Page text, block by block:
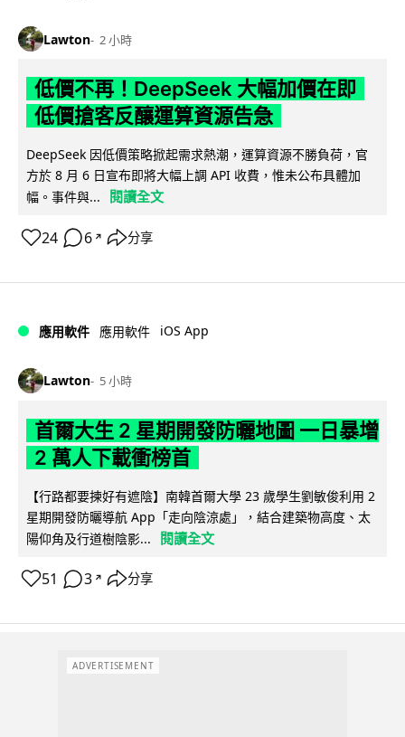
Lawton 2 小時
低價不再！DeepSeek 大幅加價在即
低價搶客反釀運算資源告急
DeepSeek 因低價策略掀起需求熱潮，運算資源不勝負荷，官
方於 8 月 6 日宣布即將大幅上調 API 收費，惟未公布具體加
幅。事件與...
閱讀全文
24 6 ↗ 分享
應用軟件 應用軟件 iOS App
Lawton 5 小時
首爾大生 2 星期開發防曬地圖 一日暴增
2 萬人下載衝榜首
【行路都要揀好有遮陰】南韓首爾大學 23 歲學生劉敏俊利用 2
星期開發防曬導航 App「走向陰涼處」，結合建築物高度、太
陽仰角及行道樹陰影...
閱讀全文
51 3 ↗ 分享
ADVERTISEMENT